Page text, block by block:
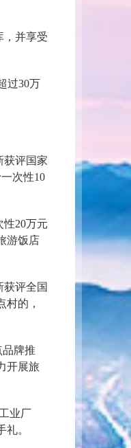
并享受
过30万
评国家
次性10
20万元
游饭店
评全国
的，
牌推
开展旅
业厂
。